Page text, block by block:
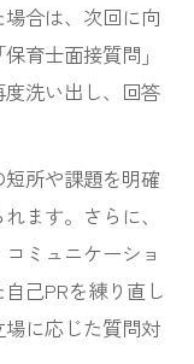
合は、次回に向
育士面接質問」
洗い出し、回答
所や課題を明確
ます。さらに、
ミュニケーショ
己PRを練り直し
に応じた質問対